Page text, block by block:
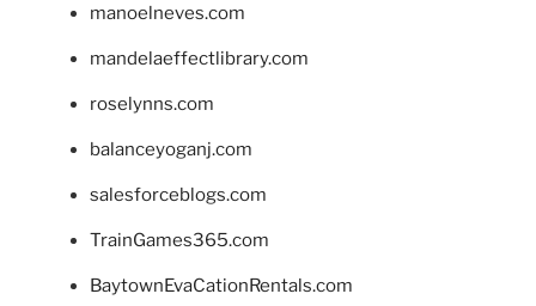
manoelneves.com
mandelaeffectlibrary.com
roselynns.com
balanceyoganj.com
salesforceblogs.com
TrainGames365.com
BaytownEvaCationRentals.com